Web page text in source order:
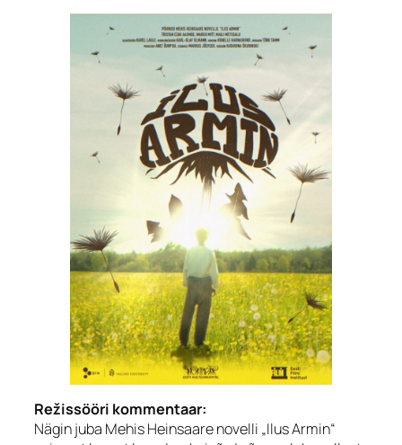
Režissööri kommentaar:
Nägin juba Mehis Heinsaare novelli „Ilus Armin“